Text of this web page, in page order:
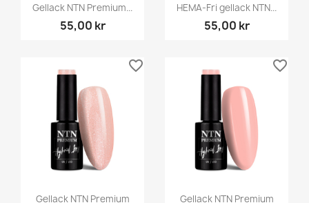
Gellack NTN Premium...
55,00 kr
HEMA-Fri gellack NTN...
55,00 kr
Gellack NTN Premium
favorite_border
Gellack NTN Premium
favorite_border